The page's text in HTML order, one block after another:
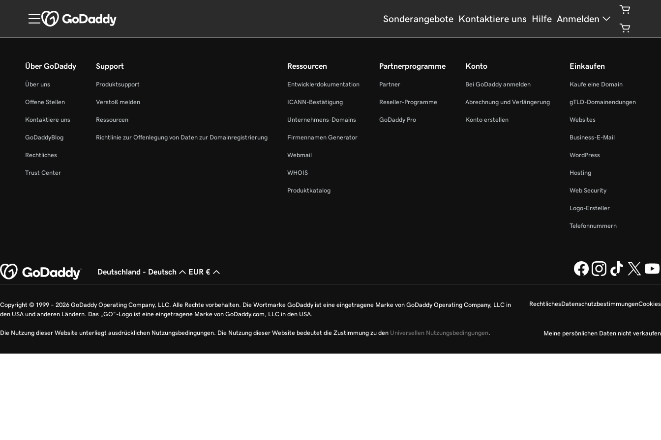
Sonderangebote Kontaktiere uns Hilfe Anmelden
Über GoDaddy
Über uns
Offene Stellen
Kontaktiere uns
GoDaddyBlog
Rechtliches
Trust Center
Support
Produktsupport
Verstoß melden
Ressourcen
Richtlinie zur Offenlegung von Daten zur Domainregistrierung
Ressourcen
Entwicklerdokumentation
ICANN-Bestätigung
Unternehmens-Domains
Firmennamen Generator
Webmail
WHOIS
Produktkatalog
Partnerprogramme
Partner
Reseller-Programme
GoDaddy Pro
Konto
Bei GoDaddy anmelden
Abrechnung und Verlängerung
Konto erstellen
Einkaufen
Kaufe eine Domain
gTLD-Domainendungen
Websites
Business-E-Mail
WordPress
Hosting
Web Security
Logo-Ersteller
Telefonnummern
Deutschland - Deutsch EUR €
RechtlichesDatenschutzbestimmungenCookies
Meine persönlichen Daten nicht verkaufen
Copyright © 1999 – 2026 GoDaddy Operating Company, LLC. Alle Rechte vorbehalten. Die Wortmarke GoDaddy ist eine eingetragene Marke von GoDaddy Operating Company, LLC in
den USA und anderen Ländern. Das „GO“-Logo ist eine eingetragene Marke von GoDaddy.com, LLC in den USA.
Die Nutzung dieser Website unterliegt ausdrücklichen Nutzungsbedingungen. Die Nutzung dieser Website bedeutet die Zustimmung zu den Universellen Nutzungsbedingungen.